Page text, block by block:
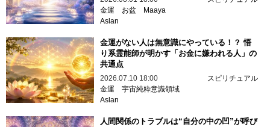
金運
お盆
Maaya
Aslan
金運がない人は無意識にやっている！？ 悟
り系霊能師が明かす「お金に嫌われる人」の
共通点
2026.07.10 18:00
スピリチュアル
金運 宇宙純粋意識領域
Aslan
人間関係のトラブルは“自分の中の凹”が呼び